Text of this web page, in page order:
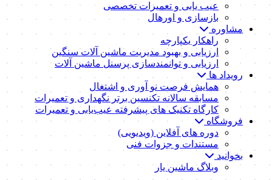
عیب یابی و تعمیرات تخصصی
بازسازی و اورهال
مشاوره
راهکار یکپارچه
ارزیابی و بهبود مدیریت ماشین آلات سنگین
ارزیابی و توانمندسازی پرسنل ماشین آلات
رویداد ها
همایش فرصت نو آوری و اشتغال
مسابقه سالانه تکنسین برتر نگهداری و تعمیرات
کارگاه تکنیک‌ های پیشرفته عیب‌یابی و تعمیرات
فروشگاه
دوره های آفلاین (ویدیویی)
مستندات و جزوات فنی
بخوانید
وبلاگ ماشین یار